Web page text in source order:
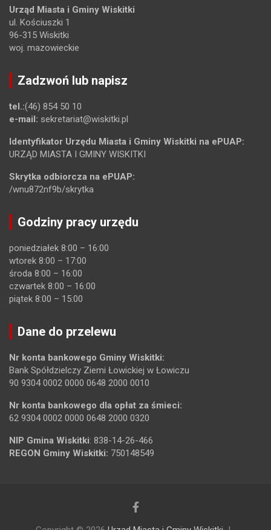
Urząd Miasta i Gminy Wiskitki
ul. Kościuszki 1
96-315 Wiskitki
woj. mazowieckie
Zadzwoń lub napisz
tel.:(46) 854 50 10
e-mail: sekretariat@wiskitki.pl
Identyfikator Urzędu Miasta i Gminy Wiskitki na ePUAP:
URZĄD MIASTA I GMINY WISKITKI
Skrytka odbiorcza na ePUAP:
/wnu872nf9b/skrytka
Godziny pracy urzędu
poniedziałek 8:00 – 16:00
wtorek 8:00 – 17:00
środa 8:00 – 16:00
czwartek 8:00 – 16:00
piątek 8:00 – 15:00
Dane do przelewu
Nr konta bankowego Gminy Wiskitki:
Bank Spółdzielczy Ziemi Łowickiej w Łowiczu
90 9304 0002 0000 0648 2000 0010
Nr konta bankowego dla opłat za śmieci:
62 9304 0002 0000 0648 2000 0320
NIP Gmina Wiskitki: 838-14-26-466
REGON Gminy Wiskitki: 750148549